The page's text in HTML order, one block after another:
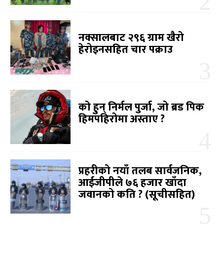
नक्सालबाट २९६ ग्राम खैरो
हेरोइनसहित चार पक्राउ
को हुन् निर्मल पुर्जा, जो ब्रड पिक
हिमपहिरोमा अस्ताए ?
प्रहरीको नयाँ तलब सार्वजनिक,
आईजीपीले ७६ हजार खाँदा
जवानको कति ? (सूचीसहित)